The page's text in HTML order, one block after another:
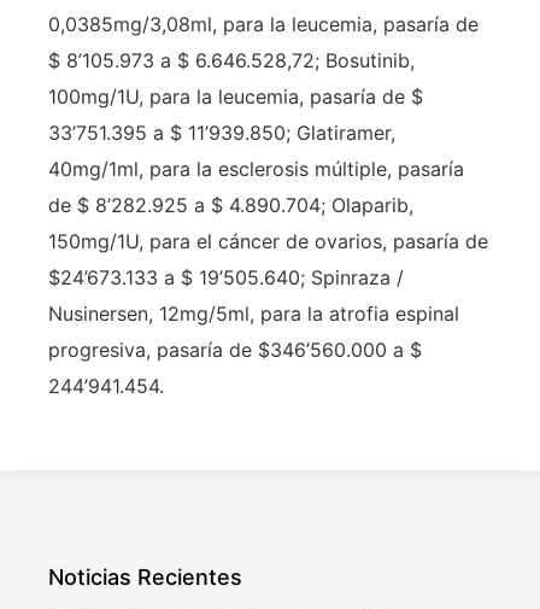
0,0385mg/3,08ml, para la leucemia, pasaría de
$ 8’105.973 a $ 6.646.528,72; Bosutinib,
100mg/1U, para la leucemia, pasaría de $
33’751.395 a $ 11’939.850; Glatiramer,
40mg/1ml, para la esclerosis múltiple, pasaría
de $ 8’282.925 a $ 4.890.704; Olaparib,
150mg/1U, para el cáncer de ovarios, pasaría de
$24’673.133 a $ 19’505.640; Spinraza /
Nusinersen, 12mg/5ml, para la atrofia espinal
progresiva, pasaría de $346’560.000 a $
244’941.454.
Noticias Recientes